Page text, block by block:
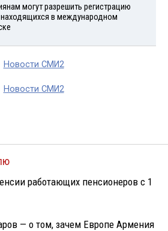
могут разрешить регистрацию
находящихся в международном
Новости СМИ2
Новости СМИ2
работающих пенсионеров с 1
— о том, зачем Европе Армения